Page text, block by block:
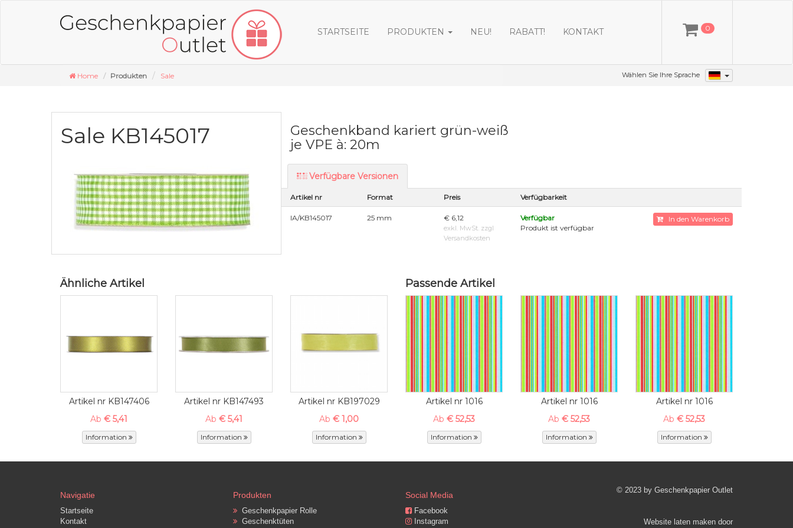
STARTSEITE PRODUKTEN NEU! RABATT! KONTAKT 0
Home Produkten Sale Wählen Sie Ihre Sprache
Sale KB145017
Geschenkband kariert grün-weiß
je VPE à: 20m
Verfügbare Versionen
Artikel nr Format Preis Verfügbarkeit
IA/KB145017 25 mm € 6,12
exkl. MwSt. zzgl
Versandkosten
Verfügbar
Produkt ist verfügbar
In den Warenkorb
Ähnliche Artikel
Artikel nr KB147406
Ab € 5,41
Information
Artikel nr KB147493
Ab € 5,41
Information
Artikel nr KB197029
Ab € 1,00
Information
Passende Artikel
Artikel nr 1016
Ab € 52,53
Information
Artikel nr 1016
Ab € 52,53
Information
Artikel nr 1016
Ab € 52,53
Information
Navigatie
Startseite
Kontakt
Produkten
Geschenkpapier Rolle
Geschenktüten
Social Media
Facebook
Instagram
© 2023 by Geschenkpapier Outlet
Website laten maken door